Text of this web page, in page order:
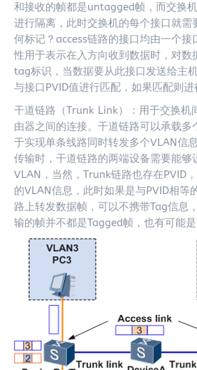
和接收的帧都是untagged帧，而交换
进行隔离，此时交换机的每个接口就需
何标记？access链路的接口均由一个接
性用于表示在入方向收到数据时，对数
tag标识，当数据要从此接口发送给主
与接口PVID值进行匹配，如果匹配则进
干道链路（Trunk Link）：用于交换机
由器之间的连接。干道链路可以承载多
于实现单条线路同时转发多个VLAN信
传输时，干道链路的两端设备需要能够
VLAN，当然，Trunk链路也存在PVID
的VLAN信息，此时如果是与PVID相等
路上转发数据帧，可以不携带Tag信息
输的帧并不都是Tagged帧，也有可能